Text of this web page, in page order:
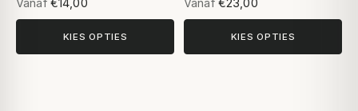
Vanaf €14,00
KIES OPTIES
Vanaf €23,00
KIES OPTIES